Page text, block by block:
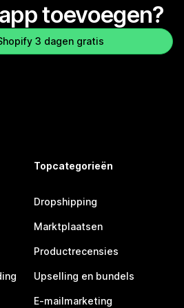
toevoegen?
3 dagen gratis
Topcategorieën
Dropshipping
Marktplaatsen
Productrecensies
Upselling en bundels
E-mailmarketing